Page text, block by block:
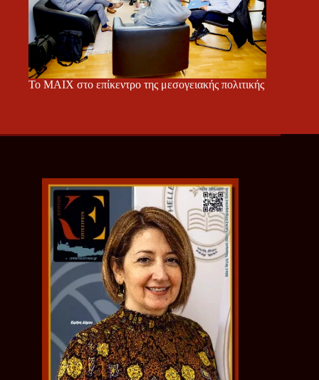
Το ΜΑΙΧ στο επίκεντρο της μεσογειακής πολιτικής